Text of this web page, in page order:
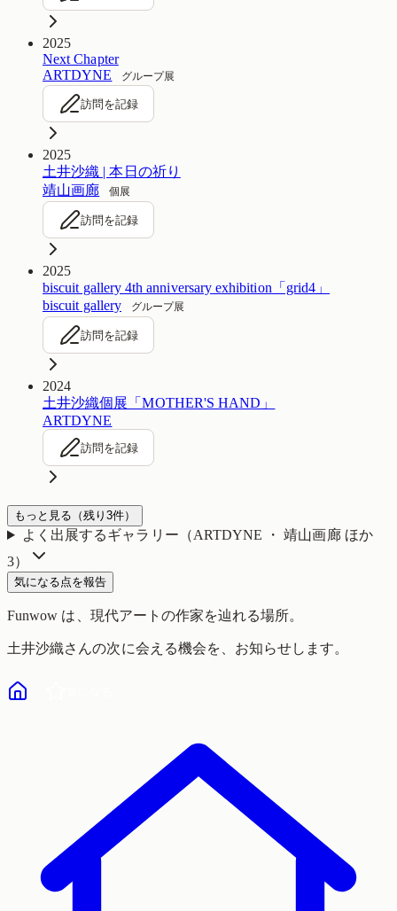
2025
Next Chapter
ARTDYNE
グループ展
訪問を記録
2025
土井沙織 | 本日の祈り
靖山画廊
個展
訪問を記録
2025
biscuit gallery 4th anniversary exhibition「grid4」
biscuit gallery
グループ展
訪問を記録
2024
土井沙織個展「MOTHER'S HAND」
ARTDYNE
訪問を記録
もっと見る （残り 3件）
よく出展するギャラリー（ARTDYNE ・ 靖山画廊ほか
3）
気になる点を報告
Funwow は、現代アートの作家を辿れる場所。
土井沙織さんの次に会える機会を、お知らせします。